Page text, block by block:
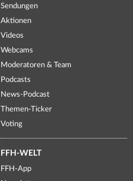
Sendungen
Aktionen
Videos
Webcams
Moderatoren & Team
Podcasts
News-Podcast
Themen-Ticker
Voting
FFH-WELT
FFH-App